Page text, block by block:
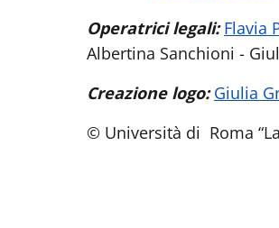
Operatrici legali:Flavia
Albertina Sanchioni -
Creazione logo:Giulia
© Università di Roma